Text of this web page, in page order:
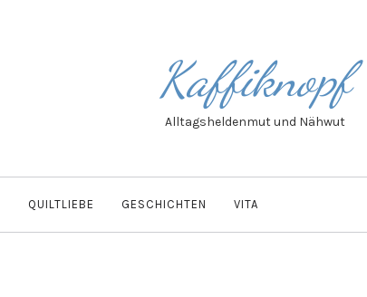
Kaffiknopf
Alltagsheldenmut und Nähwut
QUILTLIEBE GESCHICHTEN VITA